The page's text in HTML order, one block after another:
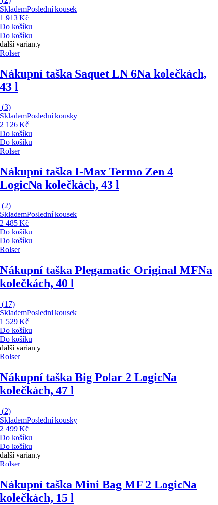
SklademPoslední kousek
1 913 Kč
Do košíku
Do košíku
další varianty
Rolser
Nákupní taška Saquet LN 6Na kolečkách,
43 l
(3)
SklademPoslední kousky
2 126 Kč
Do košíku
Do košíku
Rolser
Nákupní taška I-Max Termo Zen 4
LogicNa kolečkách, 43 l
(2)
SklademPoslední kousek
2 485 Kč
Do košíku
Do košíku
Rolser
Nákupní taška Plegamatic Original MFNa
kolečkách, 40 l
(17)
SklademPoslední kousek
1 529 Kč
Do košíku
Do košíku
další varianty
Rolser
Nákupní taška Big Polar 2 LogicNa
kolečkách, 47 l
(2)
SklademPoslední kousky
2 499 Kč
Do košíku
Do košíku
další varianty
Rolser
Nákupní taška Mini Bag MF 2 LogicNa
kolečkách, 15 l